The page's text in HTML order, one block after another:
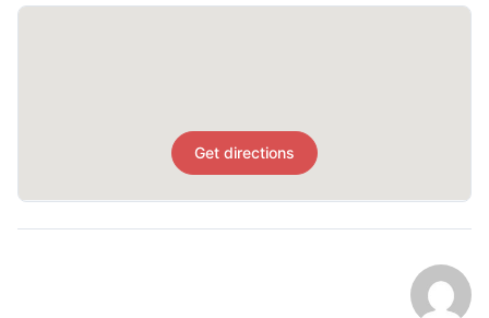
Get directions